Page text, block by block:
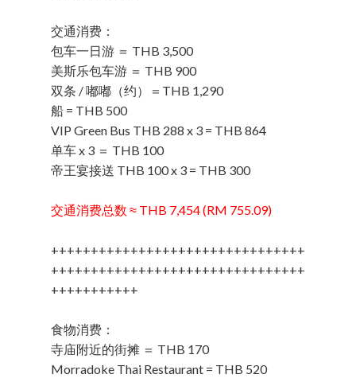
交通消费：
包车一日游 ＝ THB 3,500
美斯乐包车游 ＝ THB 900
双条 / 嘟嘟（约）＝THB 1,290
船 = THB 500
VIP Green Bus THB 288 x 3 = THB 864
单车 x 3 ＝ THB 100
帝王宴接送 THB 100 x 3 = THB 300
交通消费总数 ≈ THB 7,454 (RM 755.09)
++++++++++++++++++++++++++++++++
++++++++++++++++++++++++++++++++
+++++++++++
食物消费：
寺庙附近的街摊 ＝ THB 170
Morradoke Thai Restaurant = THB 520